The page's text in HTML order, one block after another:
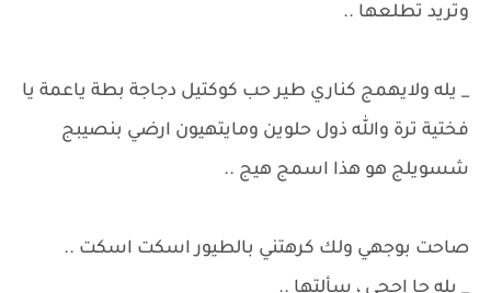
وتريد تطلعها ..
_ يله ولايهمج كناري طير حب كوكتيل دجاجة بطة ياعمة يا
فختية ترة والله ذول حلوين ومايتهيون ارضي بنصيبج
شسويلج هو هذا اسمج هيج ..
صاحت بوجهي ولك كرهتني بالطيور اسكت اسكت ..
_ يله جا احجي ، سألتها ..